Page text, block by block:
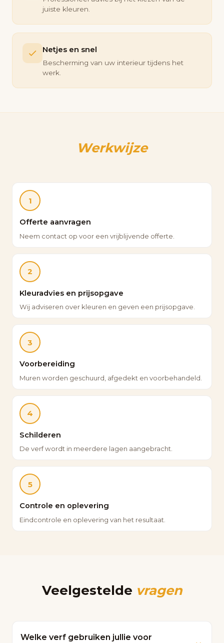
juiste kleuren.
Netjes en snel
Bescherming van uw interieur tijdens het
werk.
Werkwijze
1
Offerte aanvragen
Neem contact op voor een vrijblijvende offerte.
2
Kleuradvies en prijsopgave
Wij adviseren over kleuren en geven een prijsopgave.
3
Voorbereiding
Muren worden geschuurd, afgedekt en voorbehandeld.
4
Schilderen
De verf wordt in meerdere lagen aangebracht.
5
Controle en oplevering
Eindcontrole en oplevering van het resultaat.
Veelgestelde vragen
Welke verf gebruiken jullie voor